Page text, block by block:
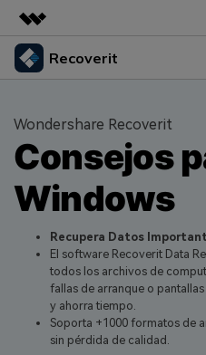
Productos destacados
Utilidades
Soluciones
Quiénes somos
Sala de prensa
Tienda
Soporte
Recoverit
Recoverit para
Líder en recuperación
Recoverit para
Recupera datos
Funciones
Recuperar de Unidades
Recuperar Medios
Soluciones de
Recuperar Documentos
Recursos
Por qué Recoverit
Experto en
Historias de Clientes
DESCARGAR
Wondershare Recoverit
Consejos
Windows
Recupera Datos
El software Recoverit Data
todos los archivos de
fallas de arranque o
y ahorra tiempo.
Soporta +1000 formatos de
sin pérdida de calidad.